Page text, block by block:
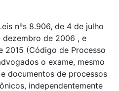
nºs 8.906, de 4 de julho
dezembro de 2006 , e
2015 (Código de Processo
o exame, mesmo
documentos de processos
independentemente